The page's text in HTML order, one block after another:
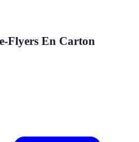
Flyers En Carton